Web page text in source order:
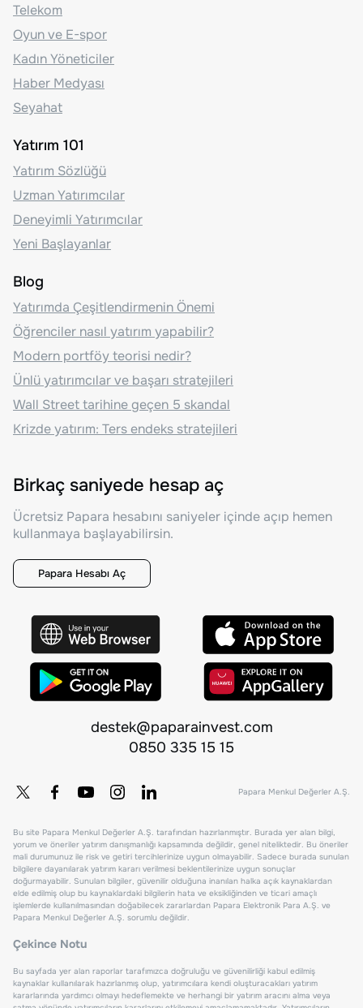
Telekom
Oyun ve E-spor
Kadın Yöneticiler
Haber Medyası
Seyahat
Yatırım 101
Yatırım Sözlüğü
Uzman Yatırımcılar
Deneyimli Yatırımcılar
Yeni Başlayanlar
Blog
Yatırımda Çeşitlendirmenin Önemi
Öğrenciler nasıl yatırım yapabilir?
Modern portföy teorisi nedir?
Ünlü yatırımcılar ve başarı stratejileri
Wall Street tarihine geçen 5 skandal
Krizde yatırım: Ters endeks stratejileri
Birkaç saniyede hesap aç
Ücretsiz Papara hesabını saniyeler içinde açıp hemen
kullanmaya başlayabilirsin.
Papara Hesabı Aç
destek@paparainvest.com
0850 335 15 15
Papara Menkul Değerler A.Ş.
Bu site Papara Menkul Değerler A.Ş. tarafından hazırlanmıştır. Burada yer alan bilgi,
yorum ve öneriler yatırım danışmanlığı kapsamında değildir, genel niteliktedir. Bu öneriler
mali durumunuz ile risk ve getiri tercihlerinize uygun olmayabilir. Sadece burada sunulan
bilgilere dayanılarak yatırım kararı verilmesi beklentilerinize uygun sonuçlar
doğurmayabilir. Sunulan bilgiler, güvenilir olduğuna inanılan halka açık kaynaklardan
elde edilmiş olup bu kaynaklardaki bilgilerin hata ve eksikliğinden ve ticari amaçlı
işlemlerde kullanılmasından doğabilecek zararlardan Papara Elektronik Para A.Ş. ve
Papara Menkul Değerler A.Ş. sorumlu değildir.
Çekince Notu
Bu sayfada yer alan raporlar tarafımızca doğruluğu ve güvenilirliği kabul edilmiş
kaynaklar kullanılarak hazırlanmış olup, yatırımcılara kendi oluşturacakları yatırım
kararlarında yardımcı olmayı hedeflemekte ve herhangi bir yatırım aracını alma veya